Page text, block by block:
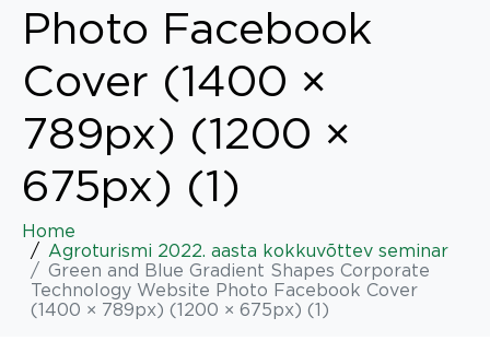
Photo Facebook
Cover (1400 ×
789px) (1200 ×
675px) (1)
Home
Agroturismi 2022. aasta kokkuvõttev seminar
Green and Blue Gradient Shapes Corporate
Technology Website Photo Facebook Cover
(1400 × 789px) (1200 × 675px) (1)